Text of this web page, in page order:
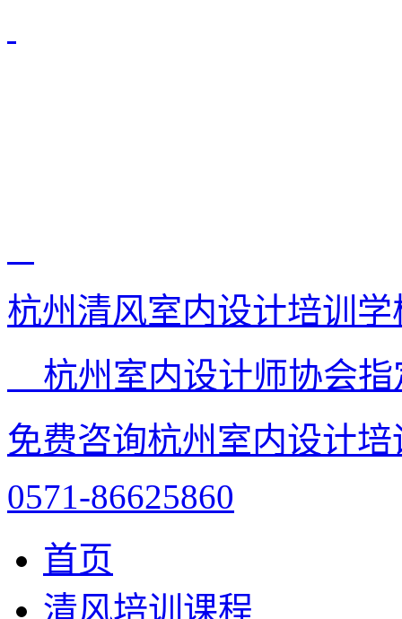
杭州清风室内设计培训学
杭州室内设计师协会
免费咨询杭州室内设计
0571-86625860
首页
清风培训课程